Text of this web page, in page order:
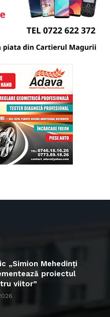
„Simion Mehedinți
proiectul
viitor”